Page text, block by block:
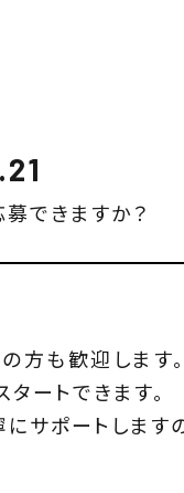
できますか？
方も歓迎しま
タートできます。
サポートします